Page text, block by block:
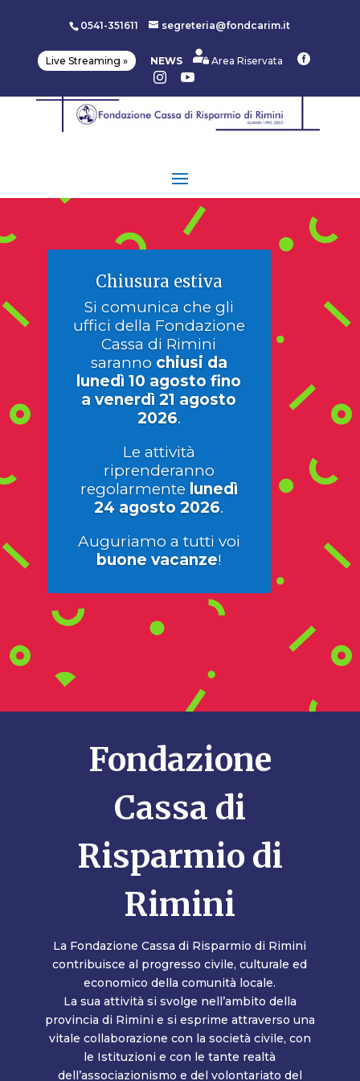
0541-351611 segreteria@fondcarim.it
Live Streaming » NEWS Area Riservata



Chiusura estiva
Si comunica che gli
uffici della Fondazione
Cassa di Rimini
saranno chiusi da
lunedì 10 agosto fino
a venerdì 21 agosto
2026.
Le attività
riprenderanno
regolarmente lunedì
24 agosto 2026.
Auguriamo a tutti voi
buone vacanze!
Fondazione
Cassa di
Risparmio di
Rimini
La Fondazione Cassa di Risparmio di Rimini
contribuisce al progresso civile, culturale ed
economico della comunità locale.
La sua attività si svolge nell’ambito della
provincia di Rimini e si esprime attraverso una
vitale collaborazione con la società civile, con
le Istituzioni e con le tante realtà
dell’associazionismo e del volontariato del